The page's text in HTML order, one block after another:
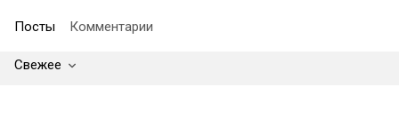
Посты Комментарии
Свежее